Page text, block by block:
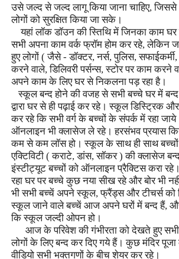
उसे जल्द से जल्द लागू किया जाना चाहिए,
लोगों को सुरक्षित किया जा सके।
यहां लॉक डॉउन की स्तिथि में जिनका काम
सभी अपना काम वर्क फ्रॉम होम कर रहे,लेकिन
हुए लोगों ( जैसे - डॉक्टर,नर्स,पुलिस,सफाईकर्मी
करने वाले,डिलिवरी पर्सन्स,स्टोर पर काम करने
अपने काम के लिए घर से निकलना पड़ रहा है।
स्कूल बन्द होने की वजह से सभी बच्चे घर में
द्वारा घर से ही पढ़ाई कर रहे। स्कूल डिस्ट्रिक और
कर रहे कि सभी वर्ग के बच्चों के संपर्क में रहा
ऑनलाइन भी क्लासेज ले रहे। हरसंभव प्रयास
कम से कम लॉस हो। स्कूल के साथ ही साथ बच्चों
एक्टिविटी ( कराटे,डांस,सॉकर ) की क्लासेज
इंस्टीट्यूट बच्चों को ऑनलाइन प्रैक्टिस करा
रहा घर पर बच्चे कुछ नया सीख रहे और बोर भी
भी सभी बच्चें अपने स्कूल,फ्रैंड्स और टीचर्स को
स्कूल जाने वाले बच्चें आज अपने घरों में बन्द हैं,
कि स्कूल जल्दी ओपन हो।
आज के परिवेश की गंभीरता को देखते हुए
लोगों के लिए बन्द कर दिए गये हैं। कुछ मंदिर
वीडियो सभी भक्तगणों के बीच शेयर कर रहे।